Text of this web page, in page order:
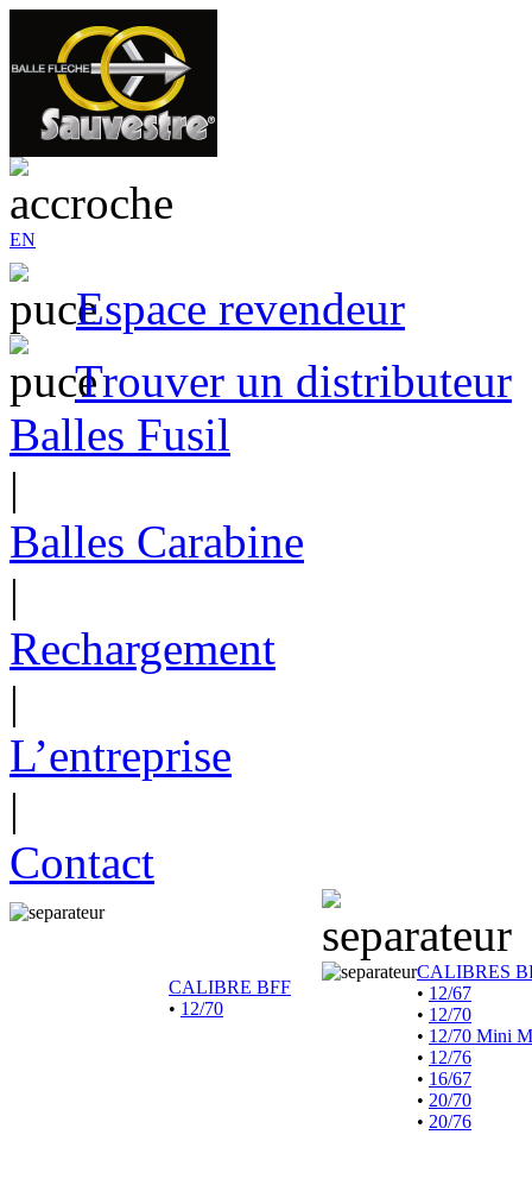
EN
Espace revendeur
Trouver un distributeur
Balles Fusil
|
Balles Carabine
|
Rechargement
|
L’entreprise
|
Contact
CALIBRE BFF
• 12/70
CALIBRES
• 12/67
• 12/70
• 12/70 Mini
• 12/76
• 16/67
• 20/70
• 20/76